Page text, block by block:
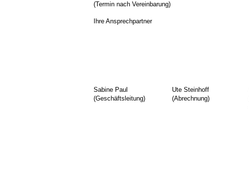
(Termin nach Vereinbarung)
Ihre Ansprechpartner
Sabine Paul
(Geschäftsleitung)
Ute Steinhoff
(Abrechnung)